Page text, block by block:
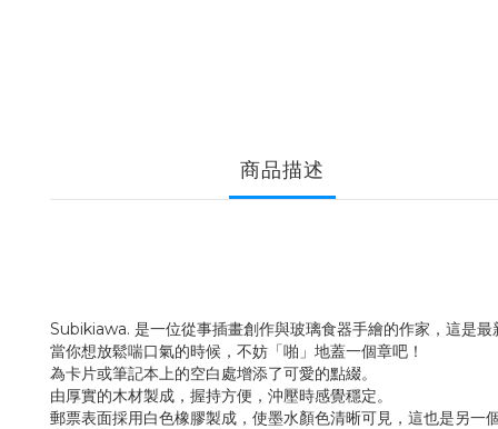
商品描述
Subikiawa. 是一位從事插畫創作與玻璃食器手繪的作家，這是最
當你想放鬆喘口氣的時候，不妨「啪」地蓋一個章吧！
為卡片或筆記本上的空白處增添了可愛的點綴。
由厚實的木材製成，握持方便，沖壓時感覺穩定。
郵票表面採用白色橡膠製成，使墨水顏色清晰可見，這也是另一